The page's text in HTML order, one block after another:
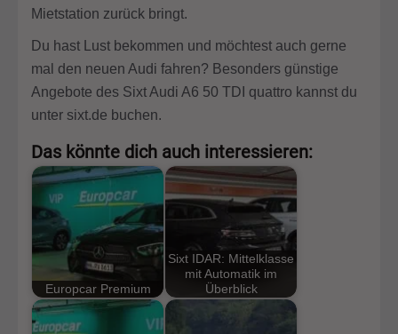
Mietstation zurück bringt.
Du hast Lust bekommen und möchtest auch gerne
mal den neuen Audi fahren? Besonders günstige
Angebote des Sixt Audi A6 50 TDI quattro kannst du
unter sixt.de buchen.
Das könnte dich auch interessieren:
Europcar Premium
Sixt IDAR: Mittelklasse
mit Automatik im
Überblick